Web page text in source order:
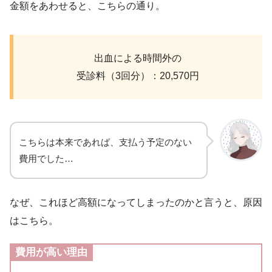
金額をあわせると、こちらの通り。
出血による時間外の
受診料（3回分）：20,570円
こちらは本来であれば、支払う予定のない
費用でした…
なぜ、これほど高額になってしまったのかと言うと、原因
はこちら。
費用が高い理由